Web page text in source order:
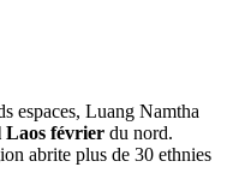
espaces, Luang Namtha
Laos février du nord.
abrite plus de 30 ethnies